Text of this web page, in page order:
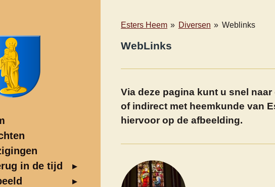
Esters Heem » Diversen » Weblinks
WebLinks
Via deze pagina kunt u snel
of indirect met heemkunde van
hiervoor op de afbeelding.
in de tijd